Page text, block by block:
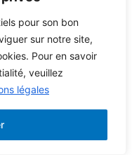
pour son bon
sur notre site,
Pour en savoir
veuillez
légales